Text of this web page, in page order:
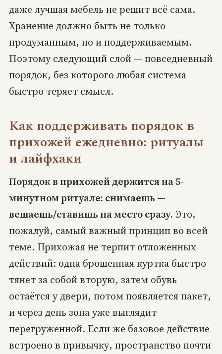
даже лучшая мебель не решит всё сама.
Хранение должно быть не только
продуманным, но и поддерживаемым.
Поэтому следующий слой — повседневный
порядок, без которого любая система
быстро теряет смысл.
Как поддерживать порядок в
прихожей ежедневно: ритуалы
и лайфхаки
Порядок в прихожей держится на 5-
минутном ритуале: снимаешь —
вешаешь/ставишь на место сразу. Это,
пожалуй, самый важный принцип во всей
теме. Прихожая не терпит отложенных
действий: одна брошенная куртка быстро
тянет за собой вторую, затем обувь
остаётся у двери, потом появляется пакет,
и через день зона уже выглядит
перегруженной. Если же базовое действие
встроено в привычку, пространство почти